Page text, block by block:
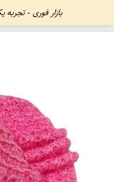
بازار فوری -